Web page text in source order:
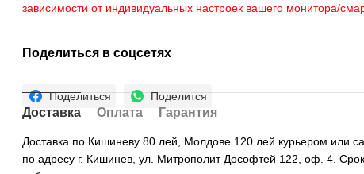
зависимости от индивидуальных настроек вашего монитора/
Поделиться в соцсетях
Поделиться Поделится
Доставка Оплата Гарантия
Доставка по Кишиневу 80 лей, Молдове 120 лей курьером или
по адресу г. Кишинев, ул. Митрополит Дософтей 122, оф. 4. Срок